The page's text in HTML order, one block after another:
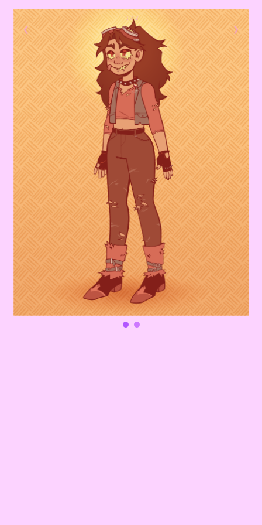
1 / 2
❮ ❯